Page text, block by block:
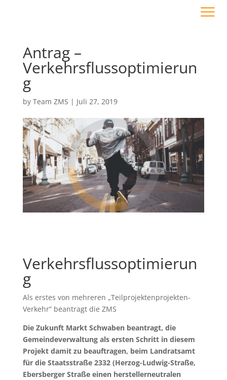
Antrag –
Verkehrsflussoptimierun
g
by Team ZMS | Juli 27, 2019
Verkehrsflussoptimierun
g
Als erstes von mehreren „Teilprojektenprojekten-
Verkehr“ beantragt die ZMS
Die Zukunft Markt Schwaben beantragt, die
Gemeindeverwaltung als ersten Schritt in diesem
Projekt damit zu beauftragen, beim Landratsamt
für die Staatsstraße 2332 (Herzog-Ludwig-Straße,
Ebersberger Straße einen herstellerneutralen